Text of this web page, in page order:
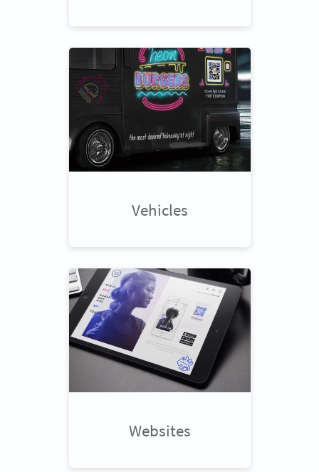
Vehicles
Websites